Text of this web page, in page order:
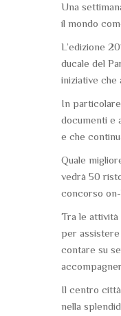
Una
il mondo
L’edizione
ducale del
iniziative che
In
documenti e
e che
Quale
vedrà 50
concorso
Tra le attività
per
contare su
Il centro
nella